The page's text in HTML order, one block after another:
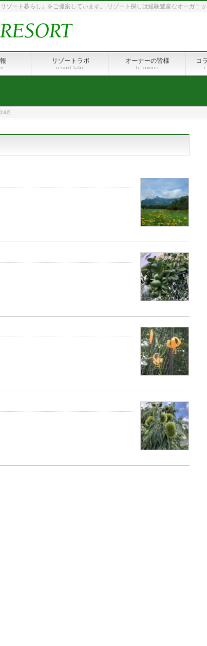
ゾート暮らし」をご提案しています。 リゾート探しは経験豊富なオーガニ
リゾートラボ
resort labo
オーナーの皆様
to owner
コ
8月